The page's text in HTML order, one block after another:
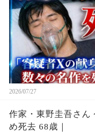
2026/07/27
作家・東野圭吾さん
め死去 68歳｜